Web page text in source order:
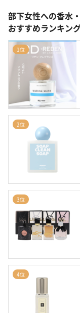
部下女性への香水
おすすめランキン
1位
2位
3位
4位